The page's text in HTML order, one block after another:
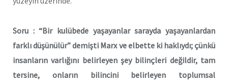
Soru : “Bir kulübede yaşayanlar sarayda yaşayanlardan
farklı düşünülür” demişti Marx ve elbette ki haklıydı; çünkü
insanların varlığını belirleyen şey bilinçleri değildir, tam
tersine, onların bilincini belirleyen toplumsal